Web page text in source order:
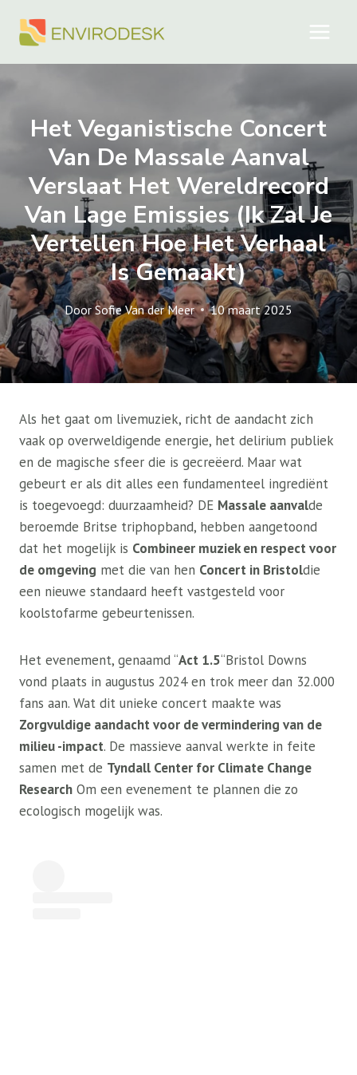
naar
Het Veganistische Concert
Van De Massale Aanval
Verslaat Het Wereldrecord
Van Lage Emissies (ik Zal Je
Vertellen Hoe Het Verhaal
Is Gemaakt)
DoorSofie Van der Meer 10 maart 2025
Als het gaat om livemuziek, richt de aandacht zich
vaak op overweldigende energie, het delirium publiek
en de magische sfeer die is gecreëerd. Maar wat
gebeurt er als dit alles een fundamenteel ingrediënt
is toegevoegd: duurzaamheid? DE Massale aanvalde
beroemde Britse triphopband, hebben aangetoond
dat het mogelijk is Combineer muziek en respect voor
de omgeving met die van hen Concert in Bristoldie
een nieuwe standaard heeft vastgesteld voor
koolstofarme gebeurtenissen.
Het evenement, genaamd “Act 1.5“Bristol Downs
vond plaats in augustus 2024 en trok meer dan 32.000
fans aan. Wat dit unieke concert maakte was
Zorgvuldige aandacht voor de vermindering van de
milieu -impact. De massieve aanval werkte in feite
samen met de Tyndall Center for Climate Change
Research Om een ​​evenement te plannen die zo
ecologisch mogelijk was.